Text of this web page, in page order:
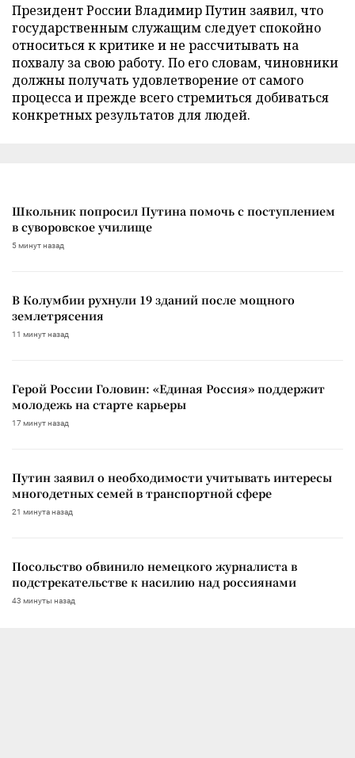
Президент России Владимир Путин заявил, что
государственным служащим следует спокойно
относиться к критике и не рассчитывать на
похвалу за свою работу. По его словам, чиновники
должны получать удовлетворение от самого
процесса и прежде всего стремиться добиваться
конкретных результатов для людей.
Школьник попросил Путина помочь с поступлением
в суворовское училище
5 минут назад
В Колумбии рухнули 19 зданий после мощного
землетрясения
11 минут назад
Герой России Головин: «Единая Россия» поддержит
молодежь на старте карьеры
17 минут назад
Путин заявил о необходимости учитывать интересы
многодетных семей в транспортной сфере
21 минута назад
Посольство обвинило немецкого журналиста в
подстрекательстве к насилию над россиянами
43 минуты назад